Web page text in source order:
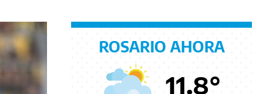
ROSARIO AHORA
11.8°